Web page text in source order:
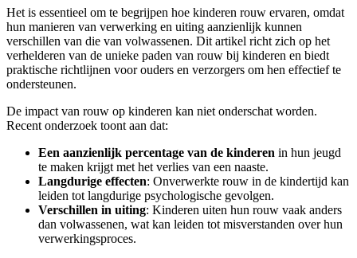
Het is essentieel om te begrijpen hoe kinderen rouw ervaren, omdat
hun manieren van verwerking en uiting aanzienlijk kunnen
verschillen van die van volwassenen. Dit artikel richt zich op het
verhelderen van de unieke paden van rouw bij kinderen en biedt
praktische richtlijnen voor ouders en verzorgers om hen effectief te
ondersteunen.
De impact van rouw op kinderen kan niet onderschat worden.
Recent onderzoek toont aan dat:
Een aanzienlijk percentage van de kinderen in hun jeugd
te maken krijgt met het verlies van een naaste.
Langdurige effecten: Onverwerkte rouw in de kindertijd kan
leiden tot langdurige psychologische gevolgen.
Verschillen in uiting: Kinderen uiten hun rouw vaak anders
dan volwassenen, wat kan leiden tot misverstanden over hun
verwerkingsproces.